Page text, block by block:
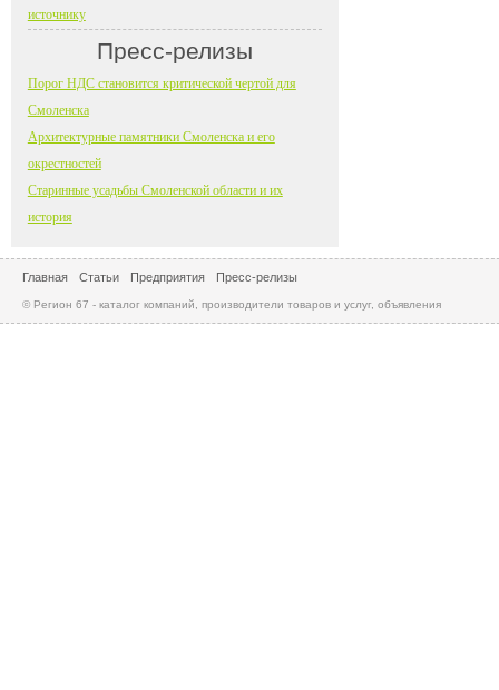
источнику
Пресс-релизы
Порог НДС становится критической чертой для
Смоленска
Архитектурные памятники Смоленска и его
окрестностей
Старинные усадьбы Смоленской области и их
история
Главная Статьи Предприятия Пресс-релизы
© Регион 67 - каталог компаний, производители товаров и услуг, объявления